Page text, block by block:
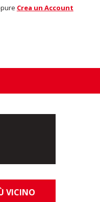
Crea un Account
VICINO